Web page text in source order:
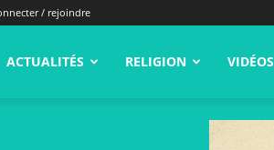
/ rejoindre
ACTUALITÉS RELIGION VIDÉOS